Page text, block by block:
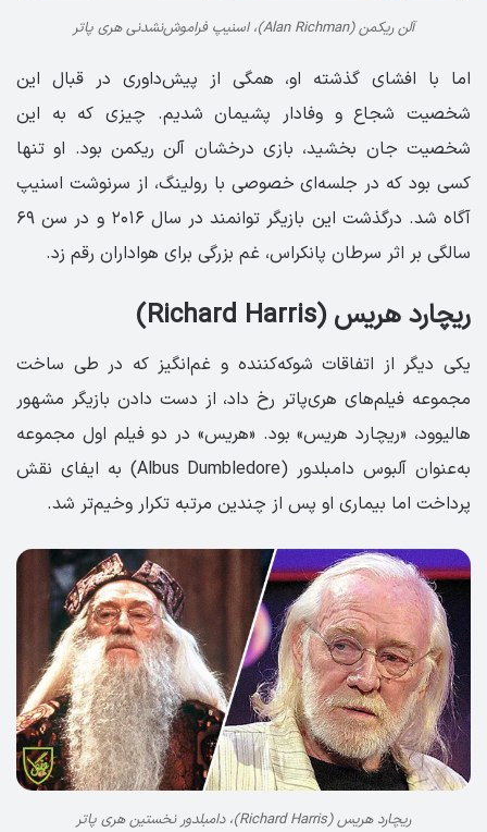
آلن ریکمن (Alan Richman)، اسنیپ فراموش‌نشدنی هری پاتر
اما با افشای گذشته او، همگی از پیش‌داوری در قبال این
شخصیت شجاع و وفادار پشیمان شدیم. چیزی که به این
شخصیت جان بخشید، بازی درخشان آلن ریکمن بود. او تنها
کسی بود که در جلسه‌ای خصوصی با رولینگ، از سرنوشت اسنیپ
آگاه شد. درگذشت این بازیگر توانمند در سال ۲۰۱۶ و در سن ۶۹
سالگی بر اثر سرطان پانکراس، غم بزرگی برای هواداران رقم زد.
ریچارد هریس (Richard Harris)
یکی دیگر از اتفاقات شوکه‌کننده و غم‌انگیز که در طی ساخت
مجموعه فیلم‌های هری‌پاتر رخ داد، از دست دادن بازیگر مشهور
هالیوود، «ریچارد هریس» بود. «هریس» در دو فیلم اول مجموعه
به‌عنوان آلبوس دامبلدور (Albus Dumbledore) به ایفای نقش
پرداخت اما بیماری او پس از چندین مرتبه تکرار وخیم‌تر شد.
ریچارد هریس (Richard Harris)، دامبلدور نخستین هری پاتر